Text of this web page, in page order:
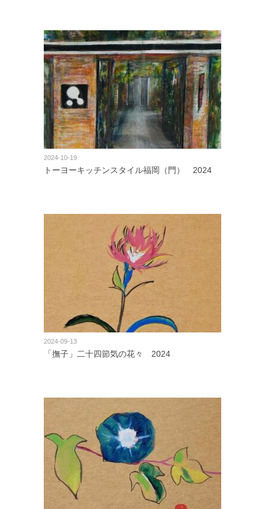
2024-10-19
トーヨーキッチンスタイル福岡（門） 2024
2024-09-13
「撫子」二十四節気の花々 2024